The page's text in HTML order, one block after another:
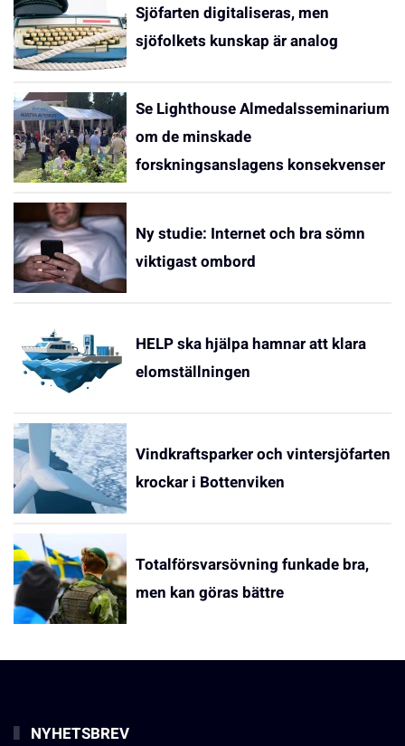
Sjöfarten digitaliseras, men
sjöfolkets kunskap är analog
Se Lighthouse Almedalsseminarium
om de minskade
forskningsanslagens konsekvenser
Ny studie: Internet och bra sömn
viktigast ombord
HELP ska hjälpa hamnar att klara
elomställningen
Vindkraftsparker och vintersjöfarten
krockar i Bottenviken
Totalförsvarsövning funkade bra,
men kan göras bättre
NYHETSBREV